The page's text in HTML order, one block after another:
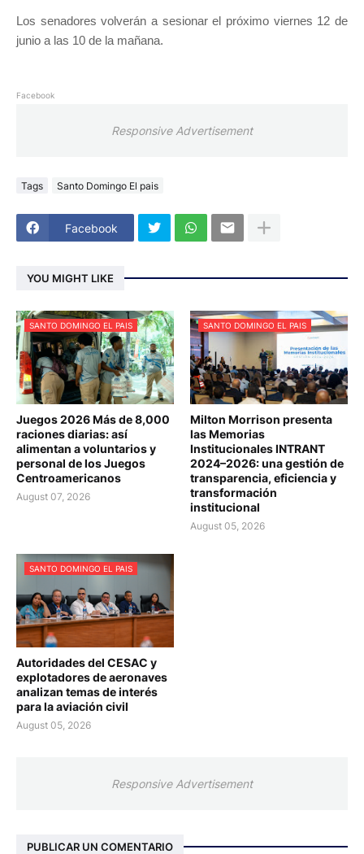
Los senadores volverán a sesionar el próximo viernes 12 de
junio a las 10 de la mañana.
Facebook
Responsive Advertisement
Tags Santo Domingo El pais
Facebook
YOU MIGHT LIKE
SANTO DOMINGO EL PAIS
Juegos 2026 Más de 8,000
raciones diarias: así
alimentan a voluntarios y
personal de los Juegos
Centroamericanos
August 07, 2026
SANTO DOMINGO EL PAIS
Milton Morrison presenta
las Memorias
Institucionales INTRANT
2024–2026: una gestión de
transparencia, eficiencia y
transformación
institucional
August 05, 2026
SANTO DOMINGO EL PAIS
Autoridades del CESAC y
explotadores de aeronaves
analizan temas de interés
para la aviación civil
August 05, 2026
Responsive Advertisement
PUBLICAR UN COMENTARIO